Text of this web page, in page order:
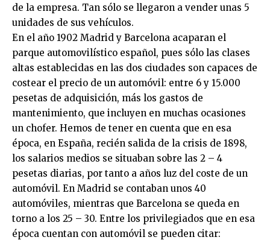
de la empresa. Tan sólo se llegaron a vender unas 5
unidades de sus vehículos.
En el año 1902 Madrid y Barcelona acaparan el
parque automovilístico español, pues sólo las clases
altas establecidas en las dos ciudades son capaces de
costear el precio de un automóvil: entre 6 y 15.000
pesetas de adquisición, más los gastos de
mantenimiento, que incluyen en muchas ocasiones
un chofer. Hemos de tener en cuenta que en esa
época, en España, recién salida de la crisis de 1898,
los salarios medios se situaban sobre las 2 – 4
pesetas diarias, por tanto a años luz del coste de un
automóvil. En Madrid se contaban unos 40
automóviles, mientras que Barcelona se queda en
torno a los 25 – 30. Entre los privilegiados que en esa
época cuentan con automóvil se pueden citar: